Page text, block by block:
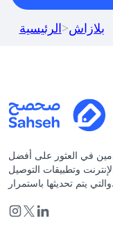
الرئيسية>بلازاش
في العثور على أفضل
وتطبيقات التوصيل
والتي يتم تحديثها باستمرار.